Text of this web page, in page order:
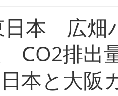
本 広畑
CO2排出
本と大阪